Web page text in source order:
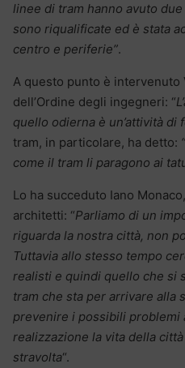
linee di tram hanno avuto
sono riqualificate ed è stata
centro e periferie”.
A questo punto è
dell’Ordine degli ingegneri: “
quello odierna è un’attività
tram, in particolare, ha detto:
come il tram li paragono ai
Lo ha succeduto Iano
architetti: “Parliamo di un
riguarda la nostra città, non
Tuttavia allo stesso tempo
realisti e quindi quello che si
tram che sta per arrivare alla
prevenire i possibili problemi
realizzazione la vita della
stravolta“.